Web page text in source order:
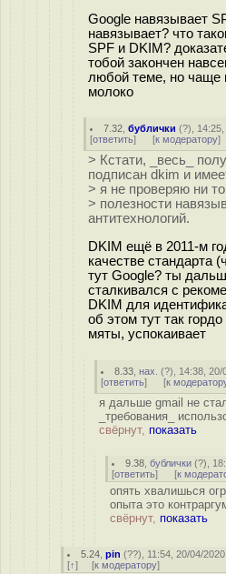
Google навязывает
навязывает? что
SPF и DKIM?
тобой закончен
любой теме, но чаще
молоко
7.32 ,бублички (?),
[ответить] [к модератору]
> Кстати, _весь_
подписан dkim и
> я не проверяю ни
> полезности
антитехнологий.
DKIM ещё в 2011-м
качестве стандарта
тут Google? ты
сталкивался с
DKIM для
об этом тут так
мяты, успокаивает
8.33 ,нах. (?), 14:38, 20/
[ответить] [к
я дальше gmail не
_требования_
свёрнут, показать
9.38 ,бублички (?),
[ответить] [к
опять хвалишься
опыта это
свёрнут, показать
5.24 ,pin (??), 11:54, 20/04/
[↑] [к модератору]